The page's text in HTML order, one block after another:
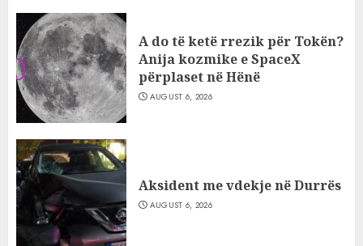
A do të ketë rrezik për Tokën?
Anija kozmike e SpaceX
përplaset në Hënë
AUGUST 6, 2026
Aksident me vdekje në Durrës
AUGUST 6, 2026